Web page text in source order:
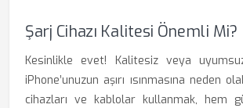
Şarj Cihazı Kalitesi Önemli Mi?
Kesinlikle evet! Kalitesiz veya
iPhone’unuzun aşırı ısınmasına neden
cihazları ve kablolar kullanmak, hem